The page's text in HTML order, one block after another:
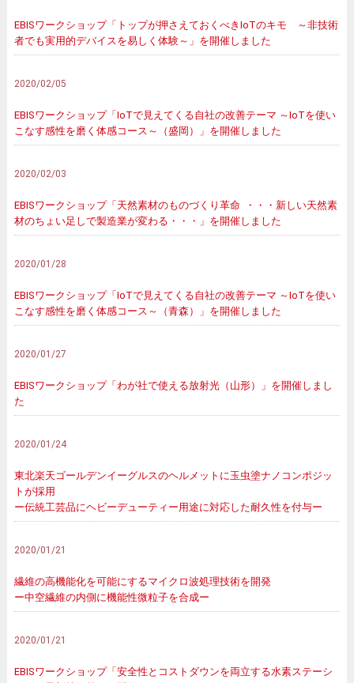
EBISワークショップ「トップが押さえておくべきIoTのキモ ～非技術
者でも実用的デバイスを易しく体験～」を開催しました
2020/02/05
EBISワークショップ「IoTで見えてくる自社の改善テーマ ～IoTを使い
こなす感性を磨く体感コース～（盛岡）」を開催しました
2020/02/03
EBISワークショップ「天然素材のものづくり革命 ・・・新しい天然素
材のちょい足しで製造業が変わる・・・」を開催しました
2020/01/28
EBISワークショップ「IoTで見えてくる自社の改善テーマ ～IoTを使い
こなす感性を磨く体感コース～（青森）」を開催しました
2020/01/27
EBISワークショップ「わが社で使える放射光（山形）」を開催しまし
た
2020/01/24
東北楽天ゴールデンイーグルスのヘルメットに玉虫塗ナノコンポジッ
トが採用
ー伝統工芸品にヘビーデューティー用途に対応した耐久性を付与ー
2020/01/21
繊維の高機能化を可能にするマイクロ波処理技術を開発
ー中空繊維の内側に機能性微粒子を合成ー
2020/01/21
EBISワークショップ「安全性とコストダウンを両立する水素ステーシ